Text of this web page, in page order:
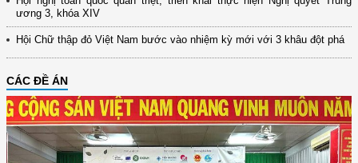
ương 3, khóa XIV
Hội Chữ thập đỏ Việt Nam bước vào nhiệm kỳ mới với 3 khâu đột phá
CÁC ĐỀ ÁN